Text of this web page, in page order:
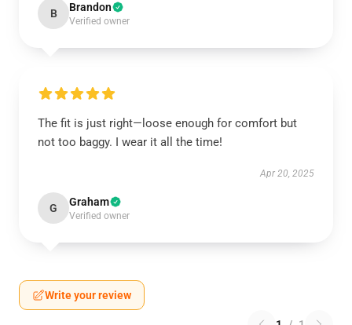
B Brandon
Verified owner
The fit is just right—loose enough for comfort but
not too baggy. I wear it all the time!
Apr 20, 2025
G Graham
Verified owner
Write your review